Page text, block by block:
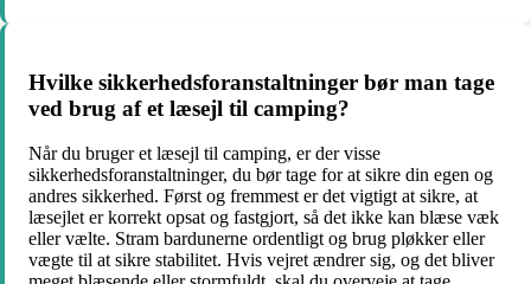
Hvilke sikkerhedsforanstaltninger bør man tage
ved brug af et læsejl til camping?
Når du bruger et læsejl til camping, er der visse
sikkerhedsforanstaltninger, du bør tage for at sikre din egen og
andres sikkerhed. Først og fremmest er det vigtigt at sikre, at
læsejlet er korrekt opsat og fastgjort, så det ikke kan blæse væk
eller vælte. Stram bardunerne ordentligt og brug pløkker eller
vægte til at sikre stabilitet. Hvis vejret ændrer sig, og det bliver